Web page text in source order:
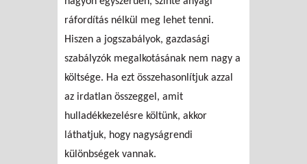
ráfordítás nélkül meg lehet tenni.
Hiszen a jogszabályok, gazdasági
szabályzók megalkotásának nem nagy a
költsége. Ha ezt összehasonlítjuk azzal
az irdatlan összeggel, amit
hulladékkezelésre költünk, akkor
láthatjuk, hogy nagyságrendi
különbségek vannak.